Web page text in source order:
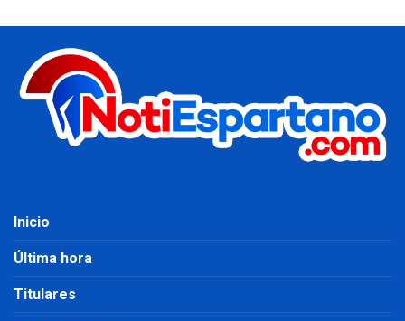
Inicio
Última hora
Titulares